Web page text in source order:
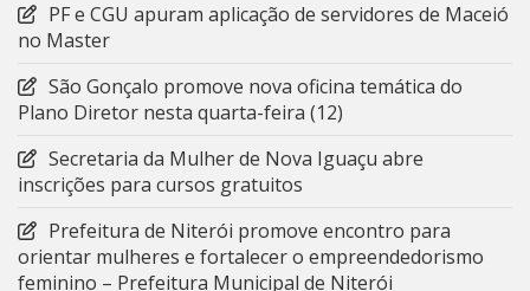
PF e CGU apuram aplicação de servidores de Maceió
no Master
São Gonçalo promove nova oficina temática do
Plano Diretor nesta quarta-feira (12)
Secretaria da Mulher de Nova Iguaçu abre
inscrições para cursos gratuitos
Prefeitura de Niterói promove encontro para
orientar mulheres e fortalecer o empreendedorismo
feminino – Prefeitura Municipal de Niterói